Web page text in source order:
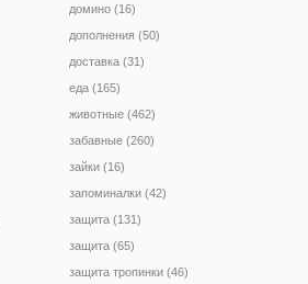
домино (16)
дополнения (50)
доставка (31)
еда (165)
животные (462)
забавные (260)
зайки (16)
запоминалки (42)
защита (131)
защита (65)
защита тропинки (46)